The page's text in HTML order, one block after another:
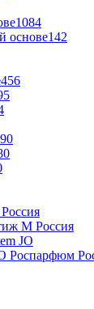
1084
основе142
456